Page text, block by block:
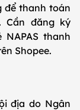
để thanh toán
Cần đăng ký
thanh
Shopee.
địa do Ngân